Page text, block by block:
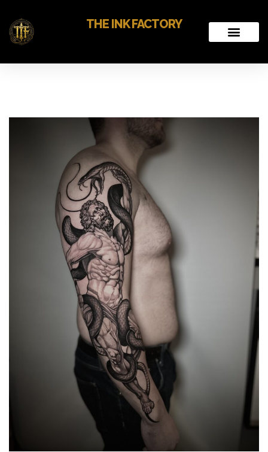
THE INK FACTORY